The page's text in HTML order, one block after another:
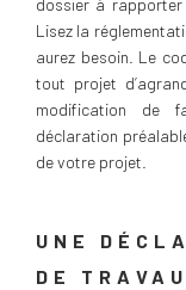
dossier à rapporter
Lisez la
aurez besoin. Le
tout projet
modification de
déclaration
de votre projet.
UNE
DE